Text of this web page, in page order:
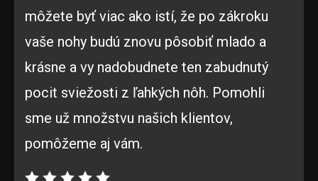
môžete byť viac ako istí, že po zákroku
vaše nohy budú znovu pôsobiť mlado a
krásne a vy nadobudnete ten zabudnutý
pocit sviežosti z ľahkých nôh. Pomohli
sme už množstvu našich klientov,
pomôžeme aj vám.